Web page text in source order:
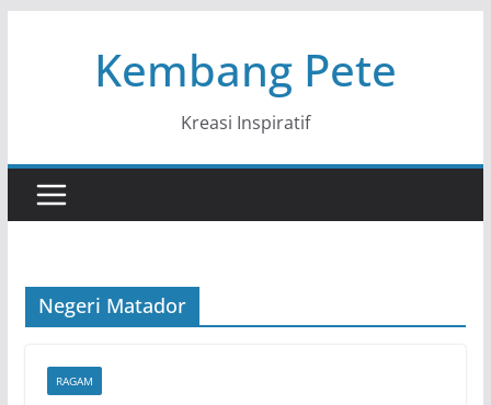
Kembang Pete
Kreasi Inspiratif
Negeri Matador
RAGAM